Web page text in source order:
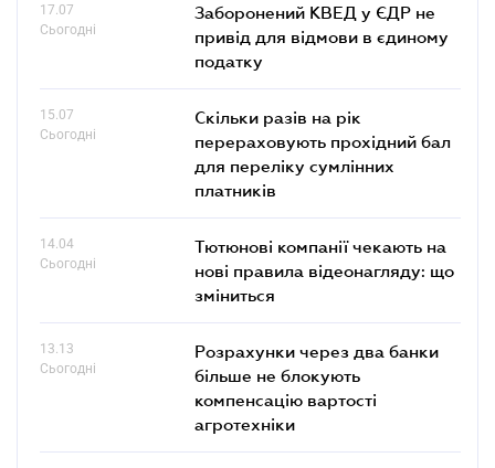
17.07
Сьогодні
Заборонений КВЕД у ЄДР не
привід для відмови в єдиному
податку
15.07
Сьогодні
Скільки разів на рік
перераховують прохідний бал
для переліку сумлінних
платників
14.04
Сьогодні
Тютюнові компанії чекають на
нові правила відеонагляду: що
зміниться
13.13
Сьогодні
Розрахунки через два банки
більше не блокують
компенсацію вартості
агротехніки